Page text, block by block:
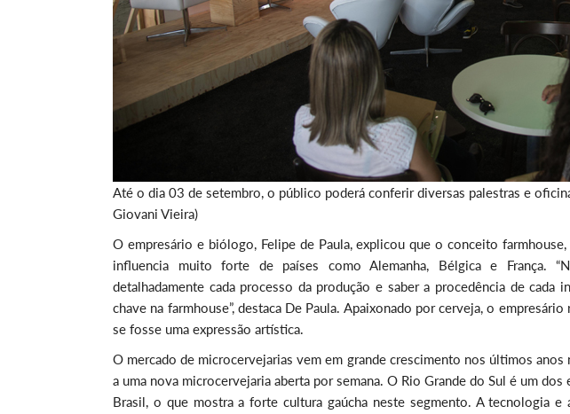
Até o dia 03 de setembro, o público poderá conferir diversas palestras e
Giovani Vieira)
O empresário e biólogo, Felipe de Paula, explicou que o conceito
influencia muito forte de países como Alemanha, Bélgica e França.
detalhadamente cada processo da produção e saber a procedência de cada
chave na farmhouse”, destaca De Paula. Apaixonado por cerveja, o
se fosse uma expressão artística.
O mercado de microcervejarias vem em grande crescimento nos últimos
a uma nova microcervejaria aberta por semana. O Rio Grande do Sul é um
Brasil, o que mostra a forte cultura gaúcha neste segmento. A tecnologia e